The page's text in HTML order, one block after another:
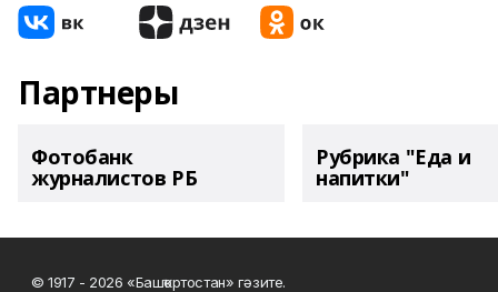
Партнеры
Фотобанк
журналистов РБ
Рубрика "Еда и
напитки"
© 1917 - 2026 «Башҡортостан» гәзите.